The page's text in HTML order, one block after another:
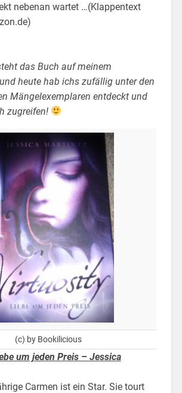
nebenan wartet …(Klappentext
das Buch auf meinem
heute hab ichs zufällig unter den
Mängelexemplaren entdeckt und
zugreifen!
(c) by Bookilicious
um jeden Preis – Jessica
Carmen ist ein Star. Sie tourt